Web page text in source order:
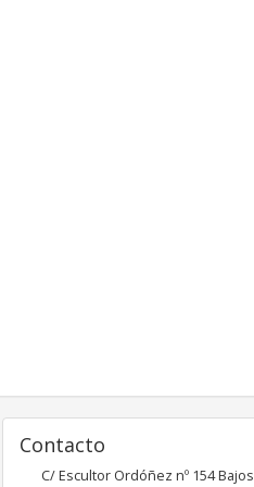
Contacto
C/ Escultor Ordóñez nº 154 Bajos